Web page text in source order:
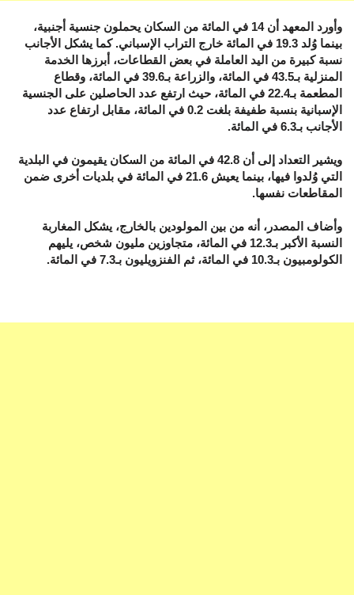
وأورد المعهد أن 14 في المائة من السكان يحملون جنسية أجنبية،
بينما وُلد 19.3 في المائة خارج التراب الإسباني. كما يشكل الأجانب
نسبة كبيرة من اليد العاملة في بعض القطاعات، أبرزها الخدمة
المنزلية بـ43.5 في المائة، والزراعة بـ39.6 في المائة، وقطاع
المطعمة بـ22.4 في المائة، حيث ارتفع عدد الحاصلين على الجنسية
الإسبانية بنسبة طفيفة بلغت 0.2 في المائة، مقابل ارتفاع عدد
الأجانب بـ6.3 في المائة.
ويشير التعداد إلى أن 42.8 في المائة من السكان يقيمون في البلدية
التي وُلدوا فيها، بينما يعيش 21.6 في المائة في بلديات أخرى ضمن
المقاطعات نفسها.
وأضاف المصدر، أنه من بين المولودين بالخارج، يشكل المغاربة
النسبة الأكبر بـ12.3 في المائة، متجاوزين مليون شخص، يليهم
الكولومبيون بـ10.3 في المائة، ثم الفنزويليون بـ7.3 في المائة.